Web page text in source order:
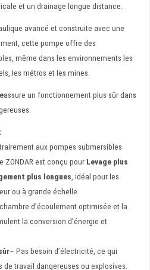
et un drainage longue distance.
avancé et construite avec une
cette pompe offre des
même dans les environnements les
les métros et les mines.
assure un fonctionnement plus sûr dans
aux pompes submersibles
ZONDAR est conçu pour Levage plus
plus longues , idéal pour les
ou à grande échelle.
d’écoulement optimisée et la
la conversion d’énergie et
– Pas besoin d’électricité, ce qui
travail dangereuses ou explosives.